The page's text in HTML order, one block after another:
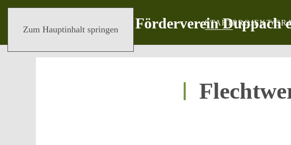
Zum Hauptinhalt springen
STARTPROJEKT/